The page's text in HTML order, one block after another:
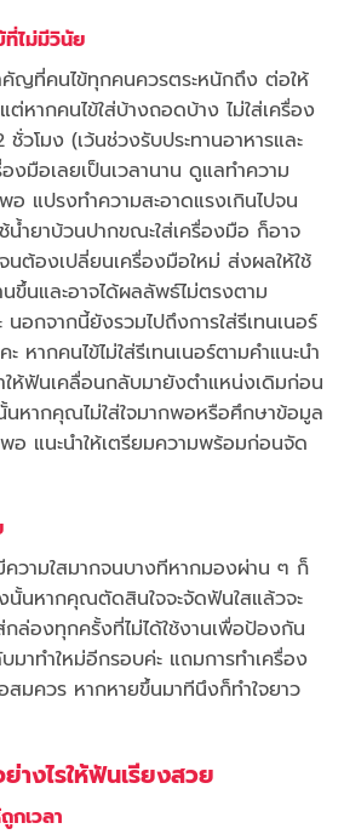
ที่ไม่มีวินัย
คัญที่คนไข้ทุกคนควรตระหนักถึง ต่อให้
ากคนไข้ใส่บ้างถอดบ้าง ไม่ใส่เครื่อง
โมง (เว้นช่วงรับประทานอาหารและ
งมือเลยเป็นเวลานาน ดูแลทำความ
อ แปรงทำความสะอาดแรงเกินไปจน
น้ำยาบ้วนปากขณะใส่เครื่องมือ ก็อาจ
ต้องเปลี่ยนเครื่องมือใหม่ ส่งผลให้ใช้
นขึ้นและอาจได้ผลลัพธ์ไม่ตรงตาม
อกจากนี้ยังรวมไปถึงการใส่รีเทนเนอร์
หากคนไข้ไม่ใส่รีเทนเนอร์ตามคำแนะนำ
ห้ฟันเคลื่อนกลับมายังตำแหน่งเดิมก่อน
หากคุณไม่ใส่ใจมากพอหรือศึกษาข้อมูล
อ แนะนำให้เตรียมความพร้อมก่อนจัด
ความใสมากจนบางทีหากมองผ่าน ๆ ก็
นั้นหากคุณตัดสินใจจะจัดฟันใสแล้วจะ
ล่องทุกครั้งที่ไม่ได้ใช้งานเพื่อป้องกัน
าทำใหม่อีกรอบค่ะ แถมการทำเครื่อง
สมควร หากหายขึ้นมาทีนึงก็ทำใจยาว
งไรให้ฟันเรียงสวย
กเวลา